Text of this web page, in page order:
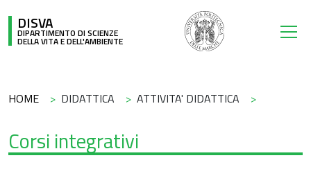
DISVA
DIPARTIMENTO DI SCIENZE
DELLA VITA E DELL'AMBIENTE
Briciole di pane
HOME DIDATTICA ATTIVITA' DIDATTICA
Corsi integrativi